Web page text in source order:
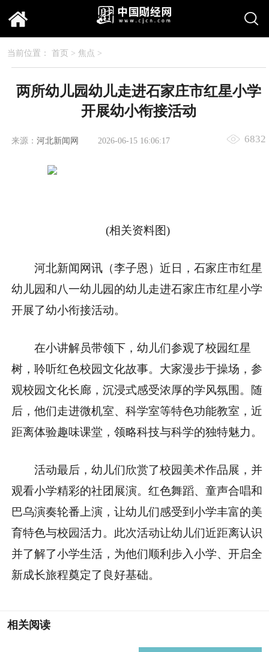
当前位置： 首页 > 焦点 >
两所幼儿园幼儿走进石家庄市红星小学
开展幼小衔接活动
来源： 河北新闻网 2026-06-15 16:06:17 6832
(相关资料图)
河北新闻网讯（李子恩）近日，石家庄市红星
幼儿园和八一幼儿园的幼儿走进石家庄市红星小学
开展了幼小衔接活动。
在小讲解员带领下，幼儿们参观了校园红星
树，聆听红色校园文化故事。大家漫步于操场，参
观校园文化长廊，沉浸式感受浓厚的学风氛围。随
后，他们走进微机室、科学室等特色功能教室，近
距离体验趣味课堂，领略科技与科学的独特魅力。
活动最后，幼儿们欣赏了校园美术作品展，并
观看小学精彩的社团展演。红色舞蹈、童声合唱和
巴乌演奏轮番上演，让幼儿们感受到小学丰富的美
育特色与校园活力。此次活动让幼儿们近距离认识
并了解了小学生活，为他们顺利步入小学、开启全
新成长旅程奠定了良好基础。
相关阅读